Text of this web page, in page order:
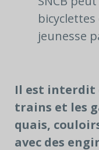
jeunesse
Il est interdit
trains et les
quais,
avec des